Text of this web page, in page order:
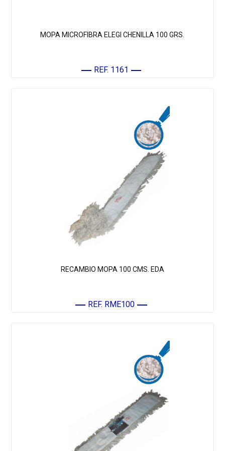
MOPA MICROFIBRA ELEGI CHENILLA 100 GRS.
REF. 1161
RECAMBIO MOPA 100 CMS. EDA
REF. RME100